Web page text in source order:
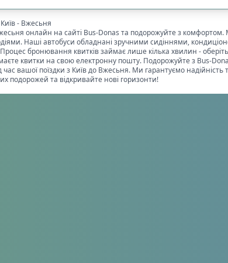
0
1
0
📡Wi-Fi із стабільним
1
Київ- Вжесьня
онлайн на сайті Bus-Donas та подорожуйте з
Наші автобуси обладнані зручними сидіннями,
бронювання квитків займає лише кілька хвилин -
квитки на свою електронну пошту. Подорожуйте з Bus-
вашої поїздки з Київдо Вжесьня. Ми гарантуємо надійність
подорожей та відкривайте нові горизонти!